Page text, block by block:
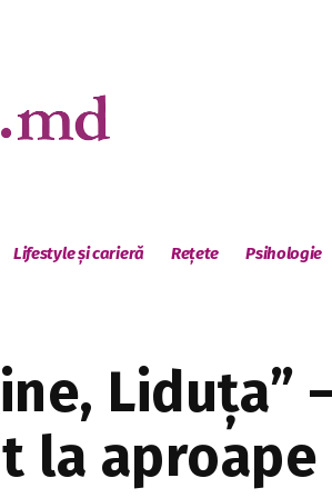
Lifestyle și carieră Rețete Psihologie
Liduța”
la aproape